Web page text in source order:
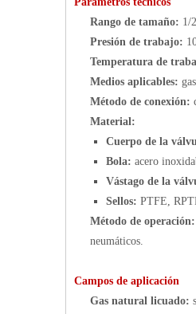
Rango de tamaño: 1/
Presión de trabajo:
Temperatura de
Medios aplicables:
Método de conexión:
Material:
Cuerpo de la
Bola: acero
Vástago de la
Sellos: PTFE,
Método de operación:
neumáticos.
Campos de aplicación
Gas natural licuado: